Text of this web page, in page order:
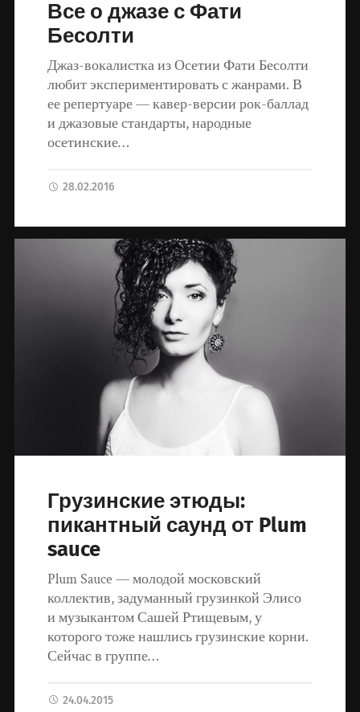
Все о джазе с Фати
Бесолти
Джаз-вокалистка из Осетии Фати Бесолти
любит экспериментировать с жанрами. В
ее репертуаре — кавер-версии рок-баллад
и джазовые стандарты, народные
осетинские…
28.02.2016
Грузинские этюды:
пикантный саунд от Plum
sauce
Plum Sauce — молодой московский
коллектив, задуманный грузинкой Элисо
и музыкантом Сашей Ртищевым, у
которого тоже нашлись грузинские корни.
Сейчас в группе…
24.04.2015